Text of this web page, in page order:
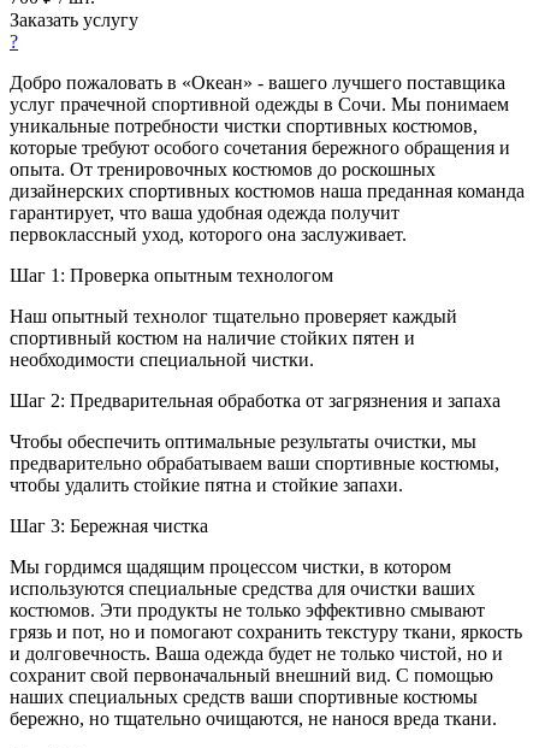
Заказать услугу
?
Добро пожаловать в «Океан» - вашего лучшего поставщика
услуг прачечной спортивной одежды в Сочи. Мы понимаем
уникальные потребности чистки спортивных костюмов,
которые требуют особого сочетания бережного обращения и
опыта. От тренировочных костюмов до роскошных
дизайнерских спортивных костюмов наша преданная команда
гарантирует, что ваша удобная одежда получит
первоклассный уход, которого она заслуживает.
Шаг 1: Проверка опытным технологом
Наш опытный технолог тщательно проверяет каждый
спортивный костюм на наличие стойких пятен и
необходимости специальной чистки.
Шаг 2: Предварительная обработка от загрязнения и запаха
Чтобы обеспечить оптимальные результаты очистки, мы
предварительно обрабатываем ваши спортивные костюмы,
чтобы удалить стойкие пятна и стойкие запахи.
Шаг 3: Бережная чистка
Мы гордимся щадящим процессом чистки, в котором
используются специальные средства для очистки ваших
костюмов. Эти продукты не только эффективно смывают
грязь и пот, но и помогают сохранить текстуру ткани, яркость
и долговечность. Ваша одежда будет не только чистой, но и
сохранит свой первоначальный внешний вид. С помощью
наших специальных средств ваши спортивные костюмы
бережно, но тщательно очищаются, не нанося вреда ткани.